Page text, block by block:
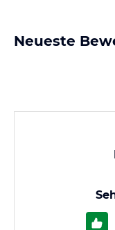
Neueste